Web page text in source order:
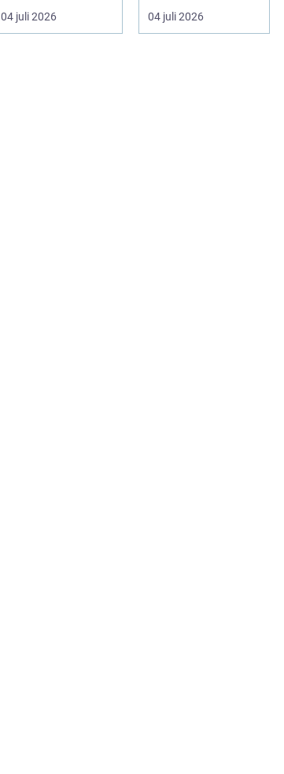
mitt i sorgen. Frågor
om ceremoni, ju...
04 juli 2026
gar och fastighets...
04 juli 2026